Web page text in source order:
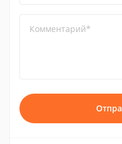
Комментарий*